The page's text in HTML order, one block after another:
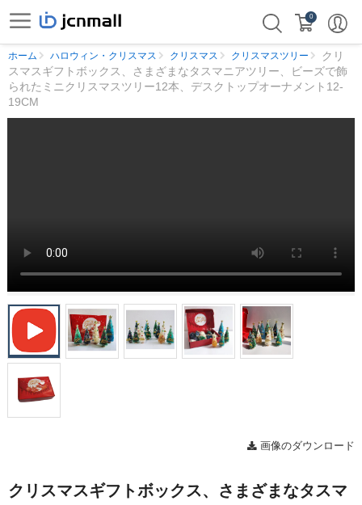
0
ホーム ハロウィン・クリスマス クリスマス クリスマスツリー
クリ
スマスギフトボックス、さまざまなタスマニアツリー、ビーズで飾
られたミニクリスマスツリー12本、デスクトップオーナメント12-
19CM
画像のダウンロード
クリスマスギフトボックス、さまざまなタスマ